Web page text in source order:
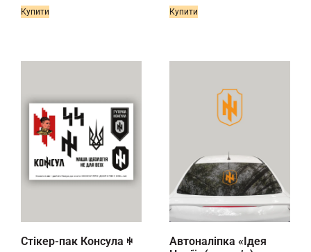
Купити Купити
Стікер-пак Консула ꑭ
Автоналіпка «Ідея